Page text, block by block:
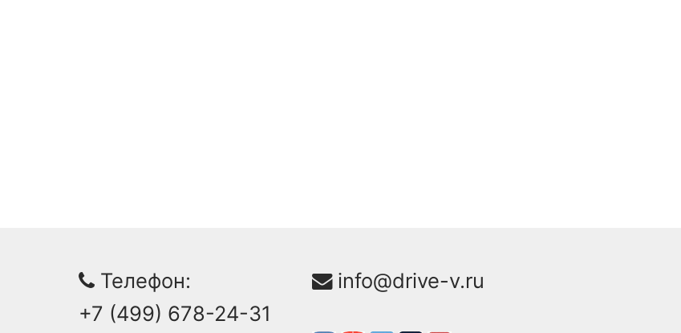
Телефон:
+7 (499) 678-24-31
info@drive-v.ru